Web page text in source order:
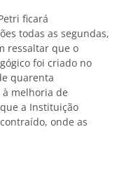
ficará
todas as segundas,
ressaltar que o
foi criado no
quarenta
à melhoria de
a Instituição
onde as